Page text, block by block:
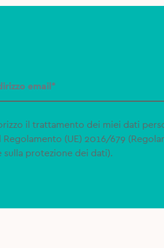
il trattamento dei miei dati
Regolamento (UE) 2016/679
sulla protezione dei dati).